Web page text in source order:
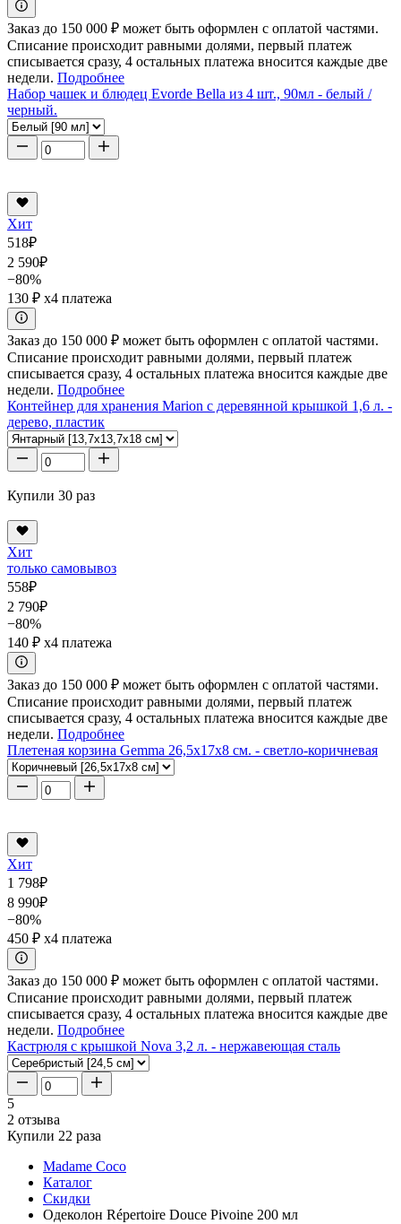
Заказ до 150 000 ₽ может быть оформлен с оплатой частями.
Списание происходит равными долями, первый платеж
списывается сразу, 4 остальных платежа вносится каждые две
недели. Подробнее
Набор чашек и блюдец Evorde Bella из 4 шт., 90мл - белый /
черный.
Хит
518₽
2 590₽
−80%
130 ₽ x4 платежа
Заказ до 150 000 ₽ может быть оформлен с оплатой частями.
Списание происходит равными долями, первый платеж
списывается сразу, 4 остальных платежа вносится каждые две
недели. Подробнее
Контейнер для хранения Marion с деревянной крышкой 1,6 л. -
дерево, пластик
Купили 30 раз
Хит
только самовывоз
558₽
2 790₽
−80%
140 ₽ x4 платежа
Заказ до 150 000 ₽ может быть оформлен с оплатой частями.
Списание происходит равными долями, первый платеж
списывается сразу, 4 остальных платежа вносится каждые две
недели. Подробнее
Плетеная корзина Gemma 26,5x17x8 см. - светло-коричневая
Хит
1 798₽
8 990₽
−80%
450 ₽ x4 платежа
Заказ до 150 000 ₽ может быть оформлен с оплатой частями.
Списание происходит равными долями, первый платеж
списывается сразу, 4 остальных платежа вносится каждые две
недели. Подробнее
Кастрюля с крышкой Nova 3,2 л. - нержавеющая сталь
5
2 отзыва
Купили 22 раза
Madame Coco
Каталог
Скидки
Одеколон Répertoire Douce Pivoine 200 мл